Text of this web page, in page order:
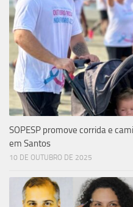
SOPESP promove corrida e
em Santos
10 DE OUTUBRO DE 2025